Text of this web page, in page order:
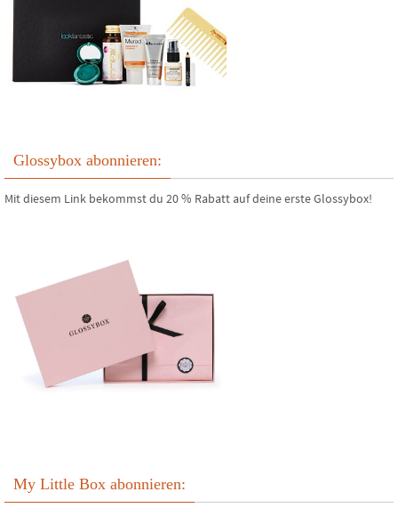
Glossybox abonnieren:
Mit diesem Link bekommst du 20 % Rabatt auf deine erste Glossybox!
My Little Box abonnieren: